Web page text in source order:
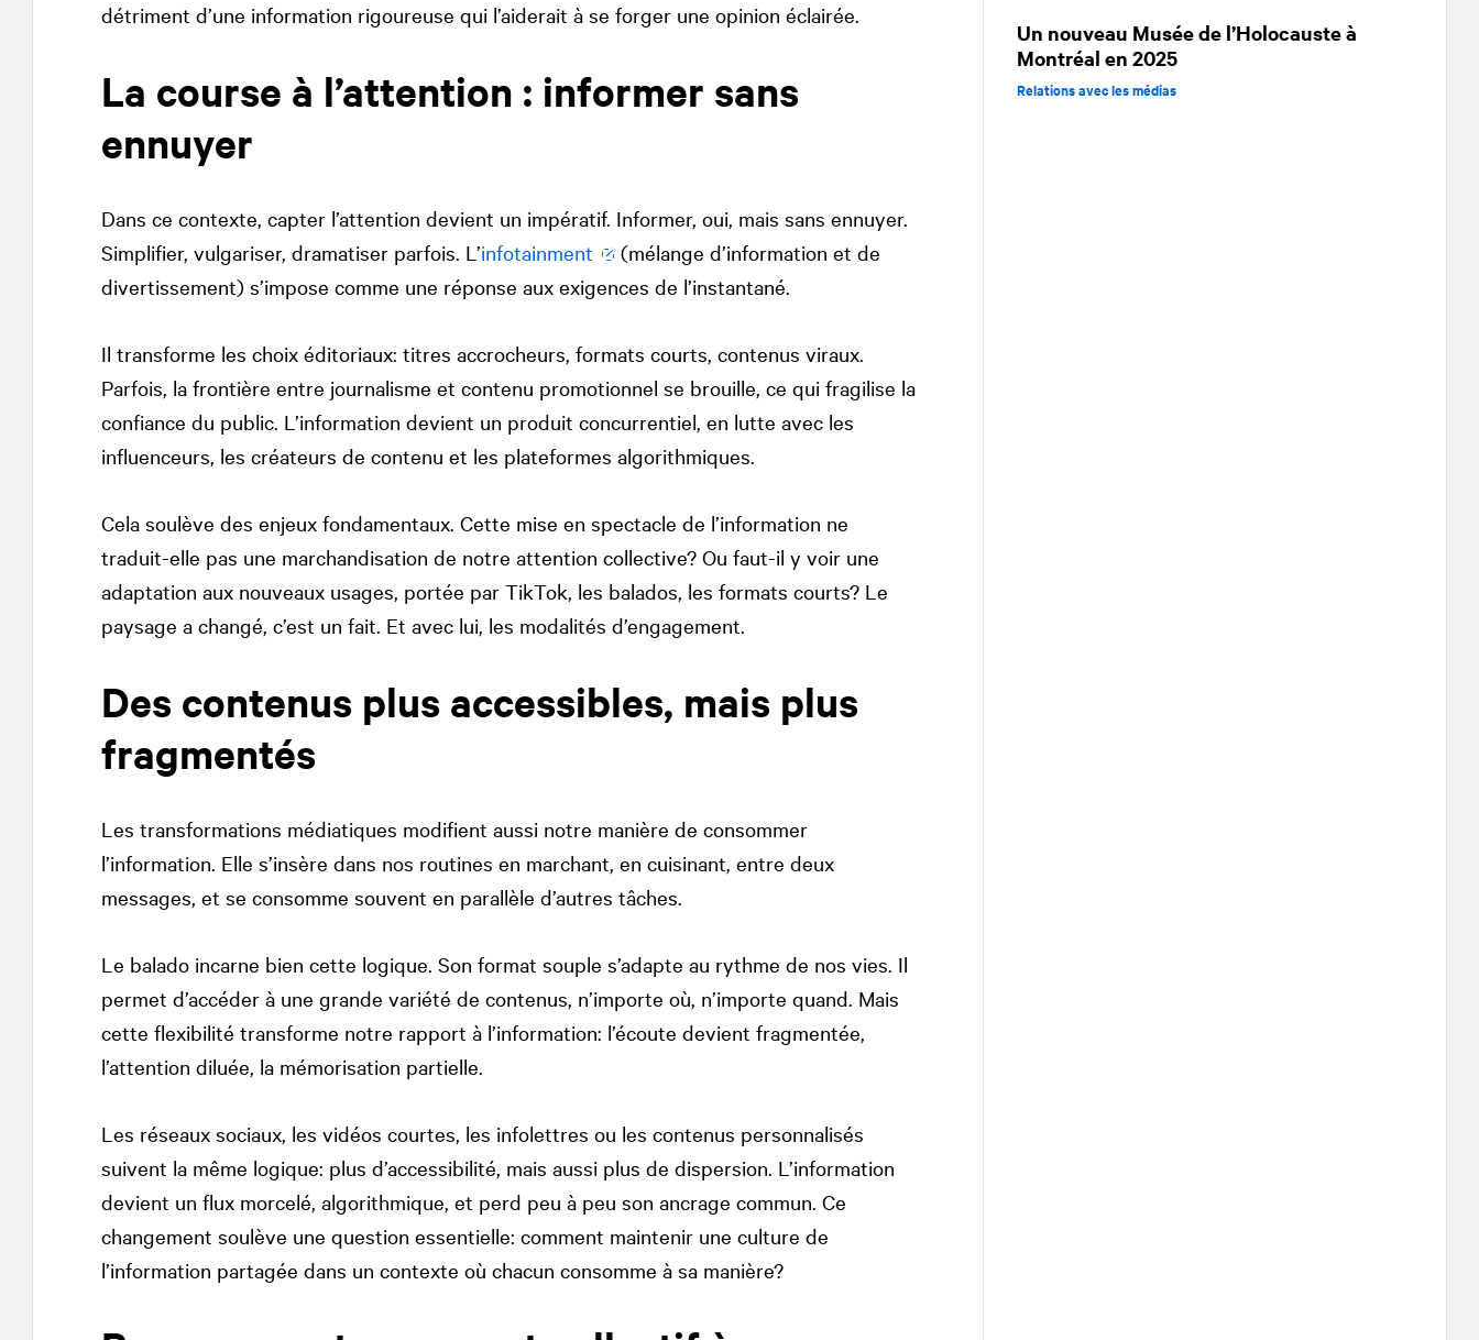
détriment d’une information rigoureuse qui l’aiderait à se forger une opinion éclairée.
La course à l’attention : informer sans
ennuyer
Dans ce contexte, capter l’attention devient un impératif. Informer, oui, mais sans ennuyer.
Simplifier, vulgariser, dramatiser parfois. L’infotainment
(mélange d’information et de
divertissement) s’impose comme une réponse aux exigences de l’instantané.
Il transforme les choix éditoriaux: titres accrocheurs, formats courts, contenus viraux.
Parfois, la frontière entre journalisme et contenu promotionnel se brouille, ce qui fragilise la
confiance du public. L’information devient un produit concurrentiel, en lutte avec les
influenceurs, les créateurs de contenu et les plateformes algorithmiques.
Cela soulève des enjeux fondamentaux. Cette mise en spectacle de l’information ne
traduit-elle pas une marchandisation de notre attention collective? Ou faut-il y voir une
adaptation aux nouveaux usages, portée par TikTok, les balados, les formats courts? Le
paysage a changé, c’est un fait. Et avec lui, les modalités d’engagement.
Des contenus plus accessibles, mais plus
fragmentés
Les transformations médiatiques modifient aussi notre manière de consommer
l’information. Elle s’insère dans nos routines en marchant, en cuisinant, entre deux
messages, et se consomme souvent en parallèle d’autres tâches.
Le balado incarne bien cette logique. Son format souple s’adapte au rythme de nos vies. Il
permet d’accéder à une grande variété de contenus, n’importe où, n’importe quand. Mais
cette flexibilité transforme notre rapport à l’information: l’écoute devient fragmentée,
l’attention diluée, la mémorisation partielle.
Les réseaux sociaux, les vidéos courtes, les infolettres ou les contenus personnalisés
suivent la même logique: plus d’accessibilité, mais aussi plus de dispersion. L’information
devient un flux morcelé, algorithmique, et perd peu à peu son ancrage commun. Ce
changement soulève une question essentielle: comment maintenir une culture de
l’information partagée dans un contexte où chacun consomme à sa manière?
Un nouveau Musée de l’Holocauste à
Montréal en 2025
Relations avec les médias